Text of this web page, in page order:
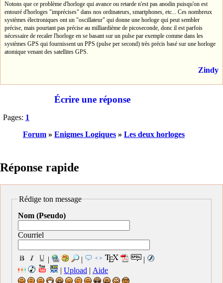
Notons que ce problème d'horloge qui avance ou retarde n'est pas anodin puisqu'on est
entouré d'horloges "imprécises" dans nos ordinateurs, smartphones, etc... Ces nombreux
systèmes électroniques ont un "oscillateur" qui donne une horloge qui peut sembler
précise, mais pourtant pas précise au milliardième de picoseconde, donc il est parfois
nécessaire de recaler l'horloge en se basant sur un pulse par exemple comme dans les
systèmes GPS qui fournissent un PPS (pulse per second) très précis basé sur une horloge
atomique venant des satellites GPS.
Zindy
Écrire une réponse
Pages: 1
Forum » Enigmes Logiques » Les deux horloges
Réponse rapide
Rédige ton message
Nom (Pseudo)
Courriel
| |
|
| Upload | Aide